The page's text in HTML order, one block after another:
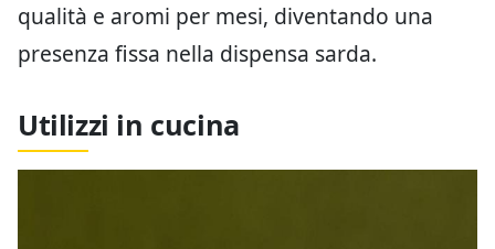
qualità e aromi per mesi, diventando una
presenza fissa nella dispensa sarda.
Utilizzi in cucina